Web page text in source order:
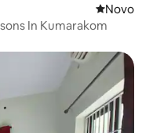
Novo
Novo
In Kumarakom